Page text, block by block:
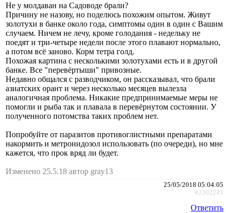
Не у молдаван на Садоводе брали?
Причину не назову, но поделюсь похожим опытом. Живут
золотухи в банке около года, симптомы один в один с Вашим
случаем. Ничем не лечу, кроме голодания - недельку не
поедят и три-четыре недели после этого плавают нормально,
а потом всё заново. Корм тетра голд.
Похожая картина с несколькими золотухами есть и в другой
банке. Все "перевёртыши" привозные.
Недавно общался с разводчиком, он рассказывал, что брали
азиатских орант и через несколько месяцев вылезла
аналогичная проблема. Никакие предпринимаемые меры не
помогли и рыба так и плавала в перевёрнутом состоянии. У
полученного потомства таких проблем нет.
Попробуйте от паразитов противоглистными препаратами
накормить и метронидозол использовать (по очереди), но мне
кажется, что прок вряд ли будет.
Изменено 25.5.18 автор gray13
25/05/2018 05:04:05
#2502243
Ответить